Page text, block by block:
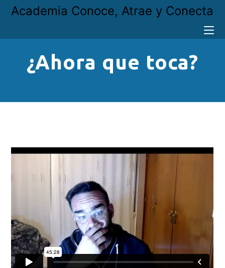
Academia Conoce, Atrae y Conecta
¿Ahora que toca?